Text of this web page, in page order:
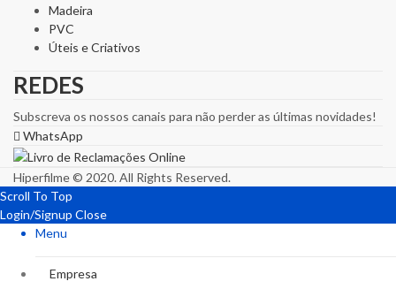
Madeira
PVC
Úteis e Criativos
REDES
Subscreva os nossos canais para não perder as últimas novidades!
WhatsApp
Hiperfilme © 2020. All Rights Reserved.
Scroll To Top
Login/Signup Close
Menu
Empresa